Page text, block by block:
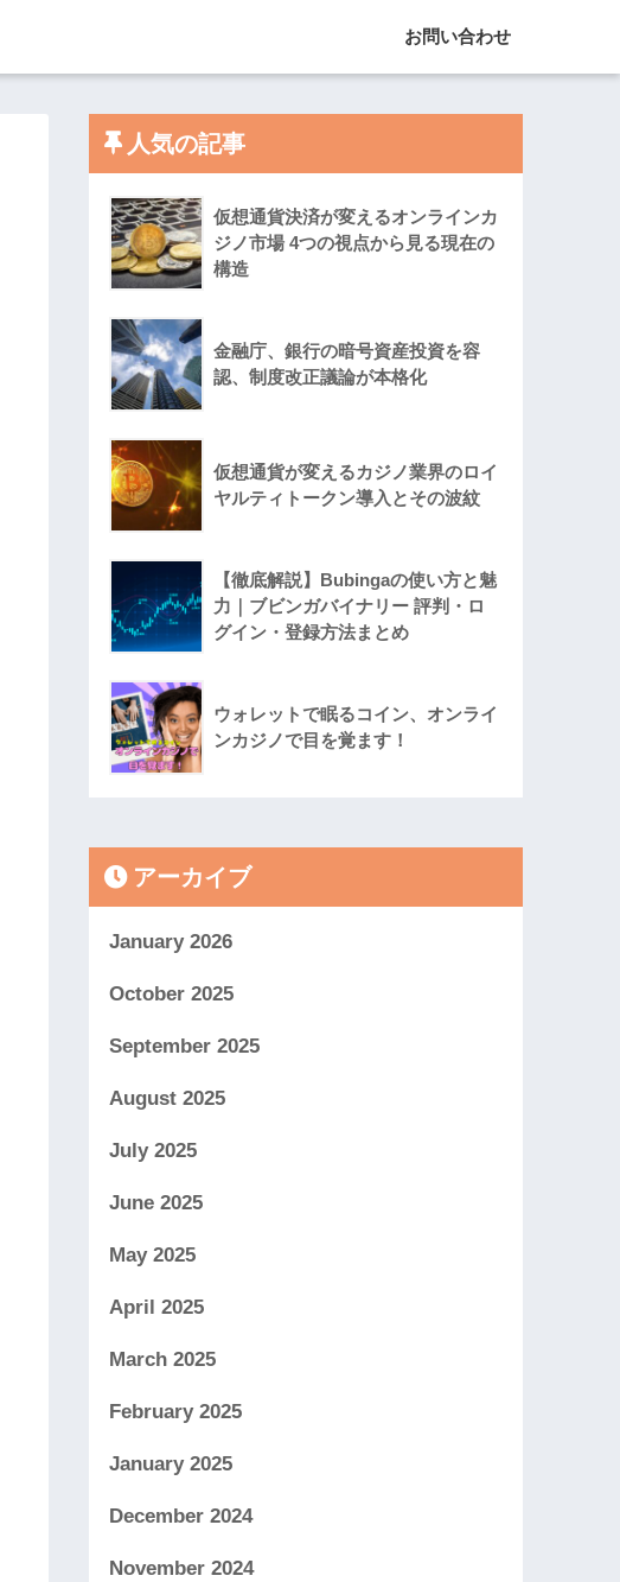
お問い合わせ
人気の記事
仮想通貨決済が変えるオンラインカ
ジノ市場 4つの視点から見る現在の
構造
金融庁、銀行の暗号資産投資を容
認、制度改正議論が本格化
仮想通貨が変えるカジノ業界のロイ
ヤルティトークン導入とその波紋
【徹底解説】Bubingaの使い方と魅
力｜ブビンガバイナリー 評判・ロ
グイン・登録方法まとめ
ウォレットで眠るコイン、オンライ
ンカジノで目を覚ます！
アーカイブ
January 2026
October 2025
September 2025
August 2025
July 2025
June 2025
May 2025
April 2025
March 2025
February 2025
January 2025
December 2024
November 2024